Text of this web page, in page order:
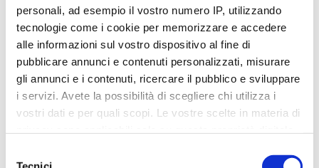
personali, ad esempio il vostro numero IP, utilizzando
tecnologie come i cookie per memorizzare e accedere
alle informazioni sul vostro dispositivo al fine di
pubblicare annunci e contenuti personalizzati, misurare
gli annunci e i contenuti, ricercare il pubblico e sviluppare
i servizi. Avete la possibilità di scegliere chi utilizza i
vostri dati e per quali scopi. Le vostre scelte in materia di
modificare o revocare il proprio consenso in qualsiasi